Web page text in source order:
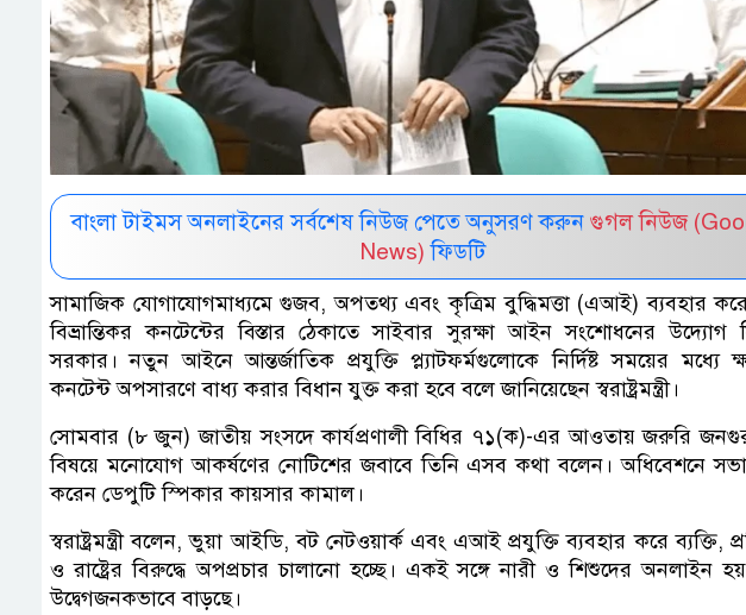
বাংলা টাইমস অনলাইনের সর্বশেষ নিউজ পেতে অনুসরণ করুন গুগল নিউজ
News) ফিডটি
সামাজিক যোগাযোগমাধ্যমে গুজব, অপতথ্য এবং কৃত্রিম বুদ্ধিমত্তা (এআই) ব্যবহার
বিভ্রান্তিকর কনটেন্টের বিস্তার ঠেকাতে সাইবার সুরক্ষা আইন সংশোধনের উদ্যোগ
সরকার। নতুন আইনে আন্তর্জাতিক প্রযুক্তি প্ল্যাটফর্মগুলোকে নির্দিষ্ট সময়ের মধ্যে
কনটেন্ট অপসারণে বাধ্য করার বিধান যুক্ত করা হবে বলে জানিয়েছেন স্বরাষ্ট্রমন্ত্রী।
সোমবার (৮ জুন) জাতীয় সংসদে কার্যপ্রণালী বিধির ৭১(ক)-এর আওতায় জরুরি
বিষয়ে মনোযোগ আকর্ষণের নোটিশের জবাবে তিনি এসব কথা বলেন। অধিবেশনে
করেন ডেপুটি স্পিকার কায়সার কামাল।
স্বরাষ্ট্রমন্ত্রী বলেন, ভুয়া আইডি, বট নেটওয়ার্ক এবং এআই প্রযুক্তি ব্যবহার করে ব্যক্তি,
ও রাষ্ট্রের বিরুদ্ধে অপপ্রচার চালানো হচ্ছে। একই সঙ্গে নারী ও শিশুদের অনলাইন
উদ্বেগজনকভাবে বাড়ছে।